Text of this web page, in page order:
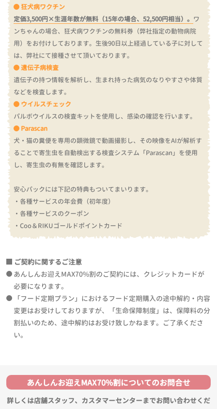
狂犬病ワクチン
定価3,500円×生涯年数が無料（15年の場合、52,500円相当）。 ワ
ンちゃんの場合、狂犬病ワクチンの無料券（弊社指定の動物病院
用）をお付けしております。 生後90日以上経過している子に対して
は、弊社にて接種させて頂いております。
遺伝子病検査
遺伝子の持つ情報を解析し、生まれ持った病気のなりやすさや体質
などを検査します。
ウイルスチェック
パルボウイルスの検査キットを使用し、感染の確認を行います。
Parascan
犬・猫の糞便を専用の顕微鏡で動画撮影し、その映像をAIが解析す
ることで寄生虫を自動検出する検査システム「Parascan」を使用
し、寄生虫の有無を確認します。
安心パックには下記の特典もついてまいります。
・各種サービスの年会費（初年度）
・各種サービスのクーポン
・Coo＆RIKUゴールドポイントカード
ご契約に関するご注意
あんしんお迎えMAX70%割のご契約には、クレジットカードが
必要になります。
「フード定期プラン」におけるフード定期購入の途中解約・内容
変更はお受けしておりますが、「生命保障制度」は、保障料の分
割払いのため、途中解約はお受け致しかねます。ご了承くださ
い。
あんしんお迎えMAX70%割についてのお問合せ
詳しくは店舗スタッフ、カスタマーセンターまでお問い合わせくだ